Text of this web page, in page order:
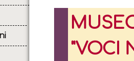
"VOCI